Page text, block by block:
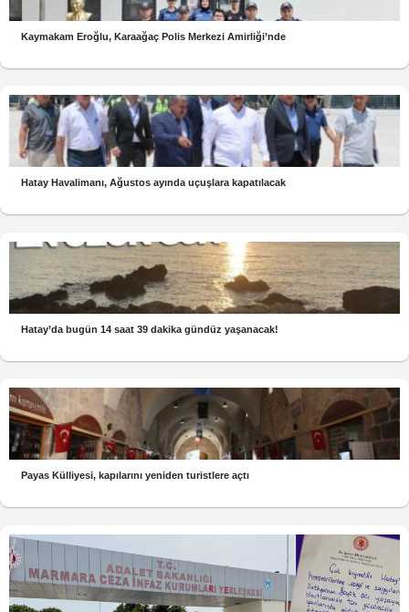
Kaymakam Eroğlu, Karaağaç Polis Merkezi Amirliği’nde
Hatay Havalimanı, Ağustos ayında uçuşlara kapatılacak
Hatay’da bugün 14 saat 39 dakika gündüz yaşanacak!
Payas Külliyesi, kapılarını yeniden turistlere açtı